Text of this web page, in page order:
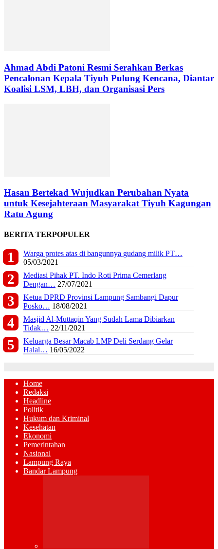
Ahmad Abdi Patoni Resmi Serahkan Berkas
Pencalonan Kepala Tiyuh Pulung Kencana, Diantar
Koalisi LSM, LBH, dan Organisasi Pers
Hasan Bertekad Wujudkan Perubahan Nyata
untuk Kesejahteraan Masyarakat Tiyuh Kagungan
Ratu Agung
BERITA TERPOPULER
Warga protes atas di bangunnya gudang milik PT…
05/03/2021
Mediasi Pihak PT. Indo Roti Prima Cemerlang
Dengan… 27/07/2021
Ketua DPRD Provinsi Lampung Sambangi Dapur
Posko… 18/08/2021
Masjid Al-Muttaqin Yang Sudah Lama Dibiarkan
Tidak… 22/11/2021
Keluarga Besar Macab LMP Deli Serdang Gelar
Halal… 16/05/2022
Home
Redaksi
Headline
Politik
Hukum dan Kriminal
Kesehatan
Ekonomi
Pemerintahan
Nasional
Lampung Raya
Bandar Lampung